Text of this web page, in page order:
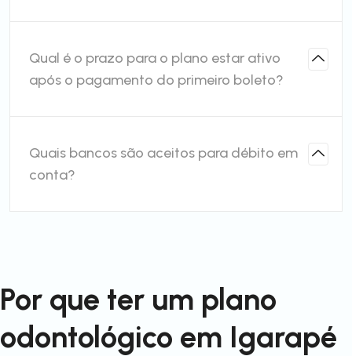
Qual é o prazo para o plano estar ativo
após o pagamento do primeiro boleto?
Quais bancos são aceitos para débito em
conta?
Por que ter um plano
odontológico em Igarapé